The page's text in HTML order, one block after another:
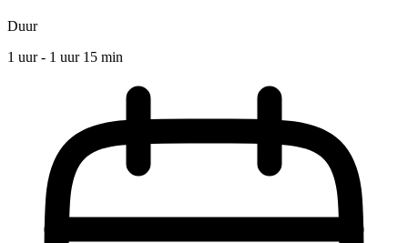
Duur
1 uur - 1 uur 15 min